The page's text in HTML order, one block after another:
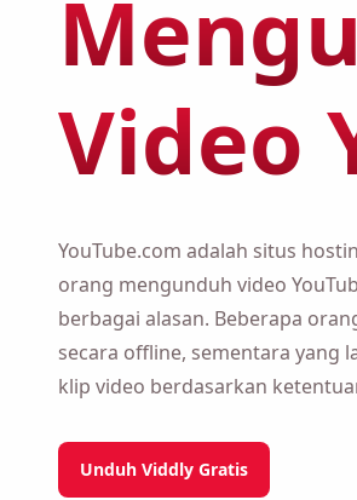
YouTube.com adalah situs
mengunduh video YouTube
alasan. Beberapa orang
sementara yang lain mungkin
ketentuan penggunaan wajar.
Unduh Viddly Gratis